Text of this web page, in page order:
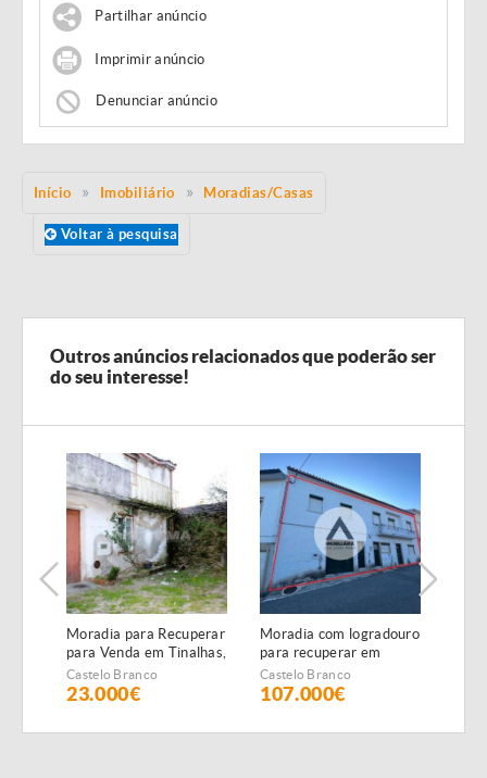
Partilhar anúncio
Imprimir anúncio
Denunciar anúncio
Início Imobiliário Moradias/Casas
Voltar à pesquisa
Outros anúncios relacionados que poderão ser
do seu interesse!
Moradia para Recuperar
para Venda em Tinalhas,
Castelo Branco
Castelo Branco
23.000€
Moradia com logradouro
para recuperar em
Póvoa Rio de Moinhos
Castelo Branco
107.000€